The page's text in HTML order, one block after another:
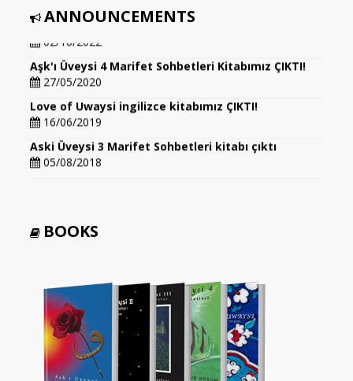
ANNOUNCEMENTS
Aşk'ı Üveysi 5 Marifet Sohbetleri Kitabımız ÇIKTI!!!
Aşk'ı Üveysi 4 Marifet Sohbetleri Kitabımız ÇIKTI!
27/05/2020
Love of Uwaysi ingilizce kitabımız ÇIKTI!
16/06/2019
Aski Üveysi 3 Marifet Sohbetleri kitabı çıktı
05/08/2018
BOOKS